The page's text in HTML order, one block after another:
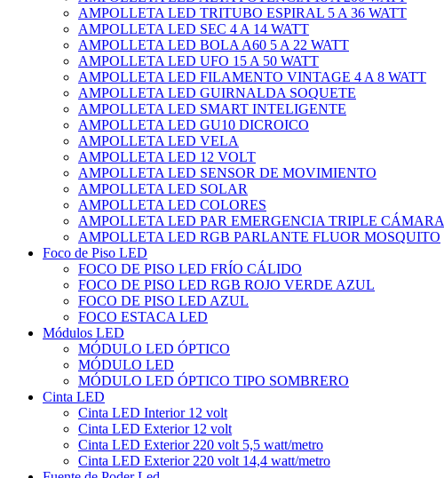
AMPOLLETA LED TRITUBO ESPIRAL 5 A 36 WATT
AMPOLLETA LED SEC 4 A 14 WATT
AMPOLLETA LED BOLA A60 5 A 22 WATT
AMPOLLETA LED UFO 15 A 50 WATT
AMPOLLETA LED FILAMENTO VINTAGE 4 A 8 WATT
AMPOLLETA LED GUIRNALDA SOQUETE
AMPOLLETA LED SMART INTELIGENTE
AMPOLLETA LED GU10 DICROICO
AMPOLLETA LED VELA
AMPOLLETA LED 12 VOLT
AMPOLLETA LED SENSOR DE MOVIMIENTO
AMPOLLETA LED SOLAR
AMPOLLETA LED COLORES
AMPOLLETA LED PAR EMERGENCIA TRIPLE CÁMARA
AMPOLLETA LED RGB PARLANTE FLUOR MOSQUITO
Foco de Piso LED
FOCO DE PISO LED FRÍO CÁLIDO
FOCO DE PISO LED RGB ROJO VERDE AZUL
FOCO DE PISO LED AZUL
FOCO ESTACA LED
Módulos LED
MÓDULO LED ÓPTICO
MÓDULO LED
MÓDULO LED ÓPTICO TIPO SOMBRERO
Cinta LED
Cinta LED Interior 12 volt
Cinta LED Exterior 12 volt
Cinta LED Exterior 220 volt 5,5 watt/metro
Cinta LED Exterior 220 volt 14,4 watt/metro